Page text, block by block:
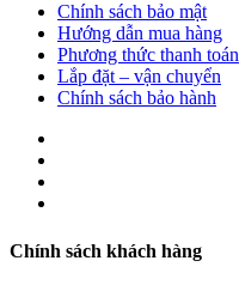
Chính sách bảo mật
Hướng dẫn mua hàng
Phương thức thanh toán
Lắp đặt – vận chuyển
Chính sách bảo hành
Chính sách khách hàng